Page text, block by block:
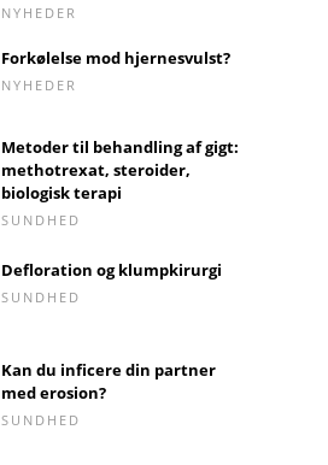
NYHEDER
Forkølelse mod hjernesvulst?
NYHEDER
Metoder til behandling af gigt:
methotrexat, steroider,
biologisk terapi
SUNDHED
Defloration og klumpkirurgi
SUNDHED
Kan du inficere din partner
med erosion?
SUNDHED